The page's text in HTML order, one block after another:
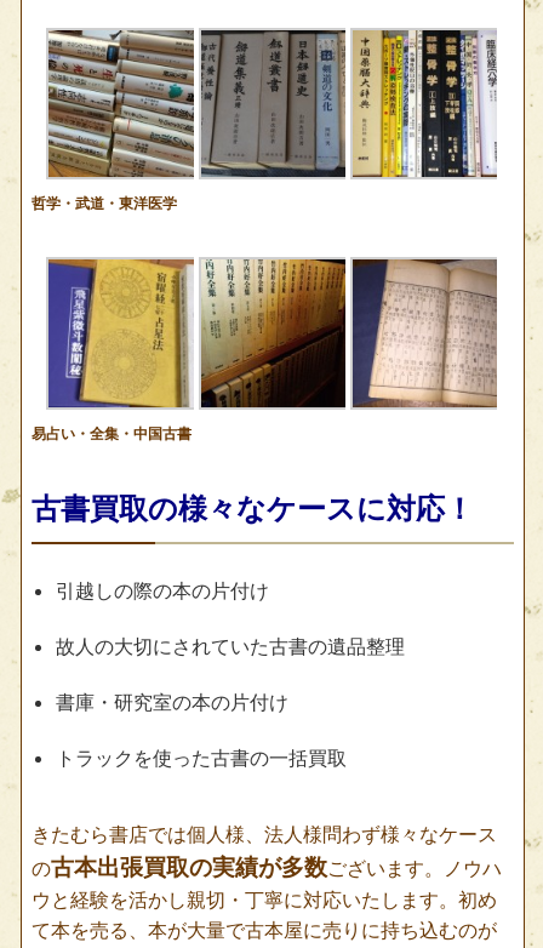
哲学・武道・東洋医学
易占い・全集・中国古書
古書買取の様々なケースに対応！
引越しの際の本の片付け
故人の大切にされていた古書の遺品整理
書庫・研究室の本の片付け
トラックを使った古書の一括買取
きたむら書店では個人様、法人様問わず様々なケース
の古本出張買取の実績が多数ございます。ノウハ
ウと経験を活かし親切・丁寧に対応いたします。初め
て本を売る、本が大量で古本屋に売りに持ち込むのが